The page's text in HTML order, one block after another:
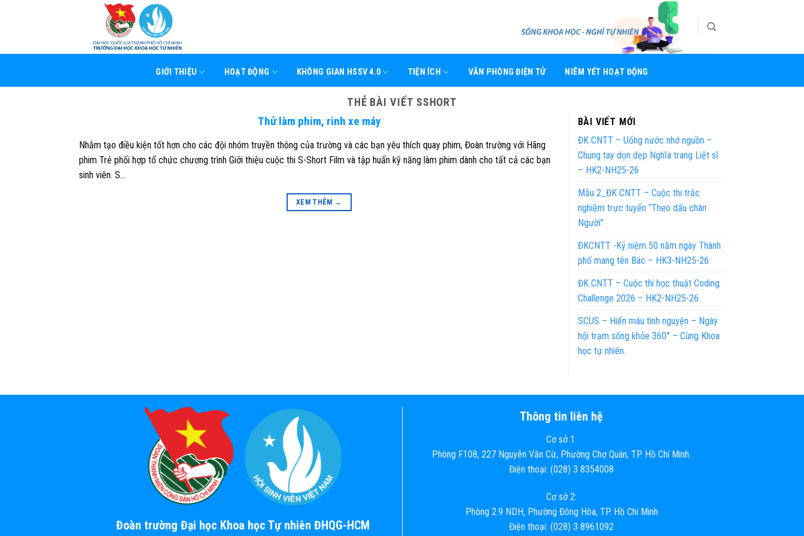
GIỚI THIỆU HOẠT ĐỘNG KHÔNG GIAN HSSV 4.0 TIỆN ÍCH VĂN PHÒNG ĐIỆN TỬ NIÊM YẾT HOẠT ĐỘNG
THẺ BÀI VIẾT SSHORT
Thử làm phim, rinh xe máy
Nhằm tạo điều kiện tốt hơn cho các đội nhóm truyền thông của trường và các bạn yêu thích quay phim, Đoàn trường với Hãng
phim Trẻ phối hợp tổ chức chương trình Giới thiệu cuộc thi S-Short Film và tập huấn kỹ năng làm phim dành cho tất cả các bạn
sinh viên. S…
XEM THÊM →
BÀI VIẾT MỚI
ĐK CNTT – Uống nước nhớ nguồn –
Chung tay dọn dẹp Nghĩa trang Liệt sĩ
– HK2-NH25-26
Mẫu 2_ĐK CNTT – Cuộc thi trắc
nghiệm trực tuyến “Theo dấu chân
Người”
ĐKCNTT -Kỷ niệm 50 năm ngày Thành
phố mang tên Bác – HK3-NH25-26
ĐK CNTT – Cuộc thi học thuật Coding
Challenge 2026 – HK2-NH25-26
SCUS – Hiến máu tình nguyện – Ngày
hội trạm sống khỏe 360° – Cùng Khoa
học tự nhiên.
Đoàn trường Đại học Khoa học Tự nhiên ĐHQG-HCM
Thông tin liên hệ
Cơ sở 1:
Phòng F108, 227 Nguyễn Văn Cừ, Phường Chợ Quán, TP. Hồ Chí Minh.
Điện thoại: (028) 3 8354008
Cơ sở 2:
Phòng 2.9 NDH, Phường Đông Hòa, TP. Hồ Chí Minh
Điện thoại: (028) 3 8961092